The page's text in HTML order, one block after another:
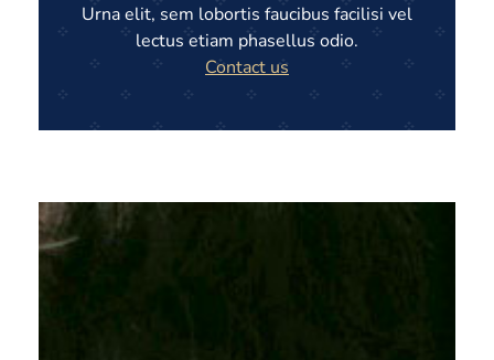
Urna elit, sem lobortis faucibus facilisi vel
lectus etiam phasellus odio.
Contact us